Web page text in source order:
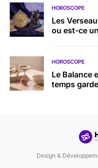
HOROSCOPE
Les
ou est-ce
HOROSCOPE
Le Balance
temps
Design &